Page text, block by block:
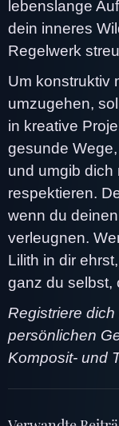
lebenslange
dein inneres
Regelwerk
Um konstruktiv
umzugehen,
in kreative
gesunde
und umgib dich
respektieren.
wenn du
verleugnen.
Lilith in dir
ganz du selbst,
Registriere
persönlichen
Komposit- und